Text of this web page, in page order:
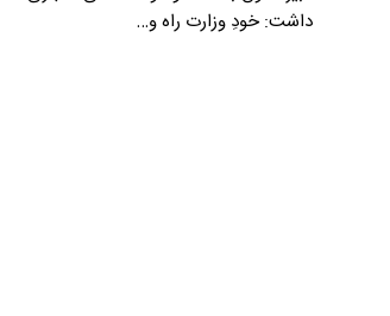
داشت: خودِ وزارت راه و…